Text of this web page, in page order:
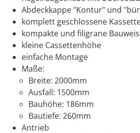
Abdeckkappe "Kontur" und
komplett geschlossene
kompakte und filigrane
kleine Cassettenhöhe
einfache Montage
Maße:
Breite: 2000mm
Ausfall: 1500mm
Bauhöhe: 186mm
Bautiefe: 260mm
Antrieb